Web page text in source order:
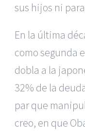
sus hijos ni
En la última
como segunda
dobla a la
32% de la
par que
creo, en que